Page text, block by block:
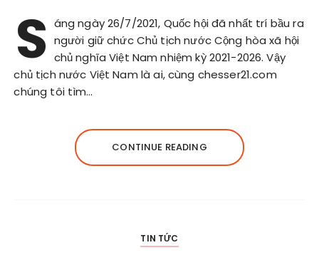
S áng ngày 26/7/2021, Quốc hội đã nhất trí bầu ra
người giữ chức Chủ tịch nước Cộng hòa xã hội
chủ nghĩa Việt Nam nhiệm kỳ 2021-2026. Vậy
chủ tịch nước Việt Nam là ai, cùng chesser21.com
chúng tôi tìm…
CONTINUE READING
TIN TỨC